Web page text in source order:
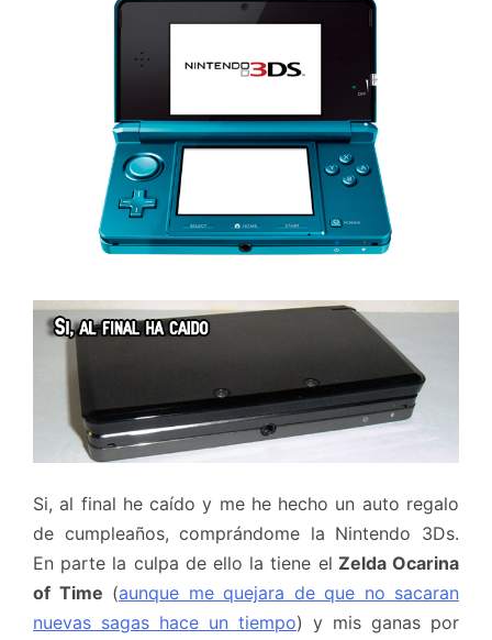
Si, al final he caído y me he hecho un auto regalo
de cumpleaños, comprándome la Nintendo 3Ds.
En parte la culpa de ello la tiene el Zelda Ocarina
of Time (aunque me quejara de que no sacaran
nuevas sagas hace un tiempo) y mis ganas por